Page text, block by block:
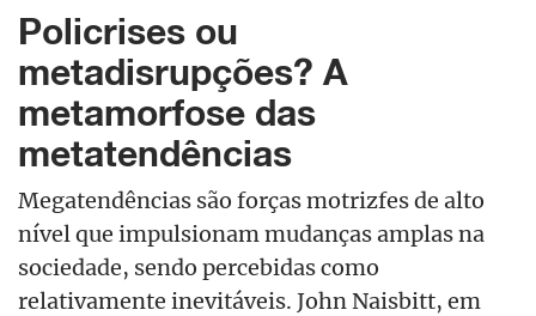
Policrises ou
metadisrupções? A
metamorfose das
metatendências
Megatendências são forças motrizfes de alto
nível que impulsionam mudanças amplas na
sociedade, sendo percebidas como
relativamente inevitáveis. John Naisbitt, em